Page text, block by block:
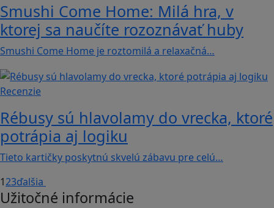
Smushi Come Home: Milá hra, v
ktorej sa naučíte rozoznávať huby
Smushi Come Home je roztomilá a relaxačná…
Recenzie
Rébusy sú hlavolamy do vrecka, ktoré
potrápia aj logiku
Tieto kartičky poskytnú skvelú zábavu pre celú…
123ďalšia
Užitočné informácie